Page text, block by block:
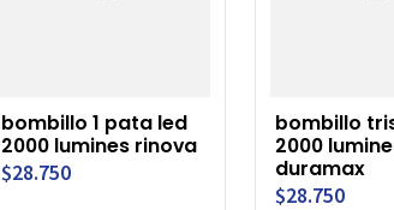
bombillo 1 pata led
2000 lumines rinova
$28.750
bombillo
2000
duramax
$28.750